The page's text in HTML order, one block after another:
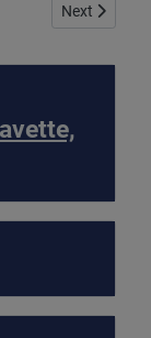
À LIRE AVANT
Next article:
Next